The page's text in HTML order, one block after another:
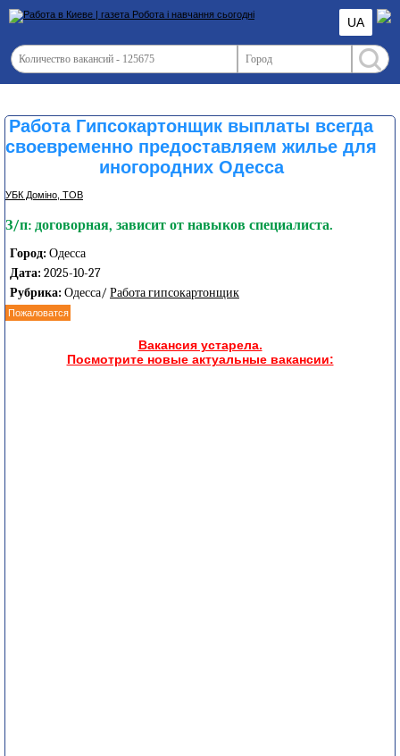
UA
Работа Гипсокартонщик выплаты всегда
своевременно предоставляем жилье для
иногородних Одесса
УБК Доміно, ТОВ
З/п: договорная, зависит от навыков специалиста.
Город: Одесса
Дата: 2025-10-27
Рубрика: Одесса/ Работа гипсокартонщик
Пожаловатся
Вакансия устарела.
Посмотрите новые актуальные вакансии: